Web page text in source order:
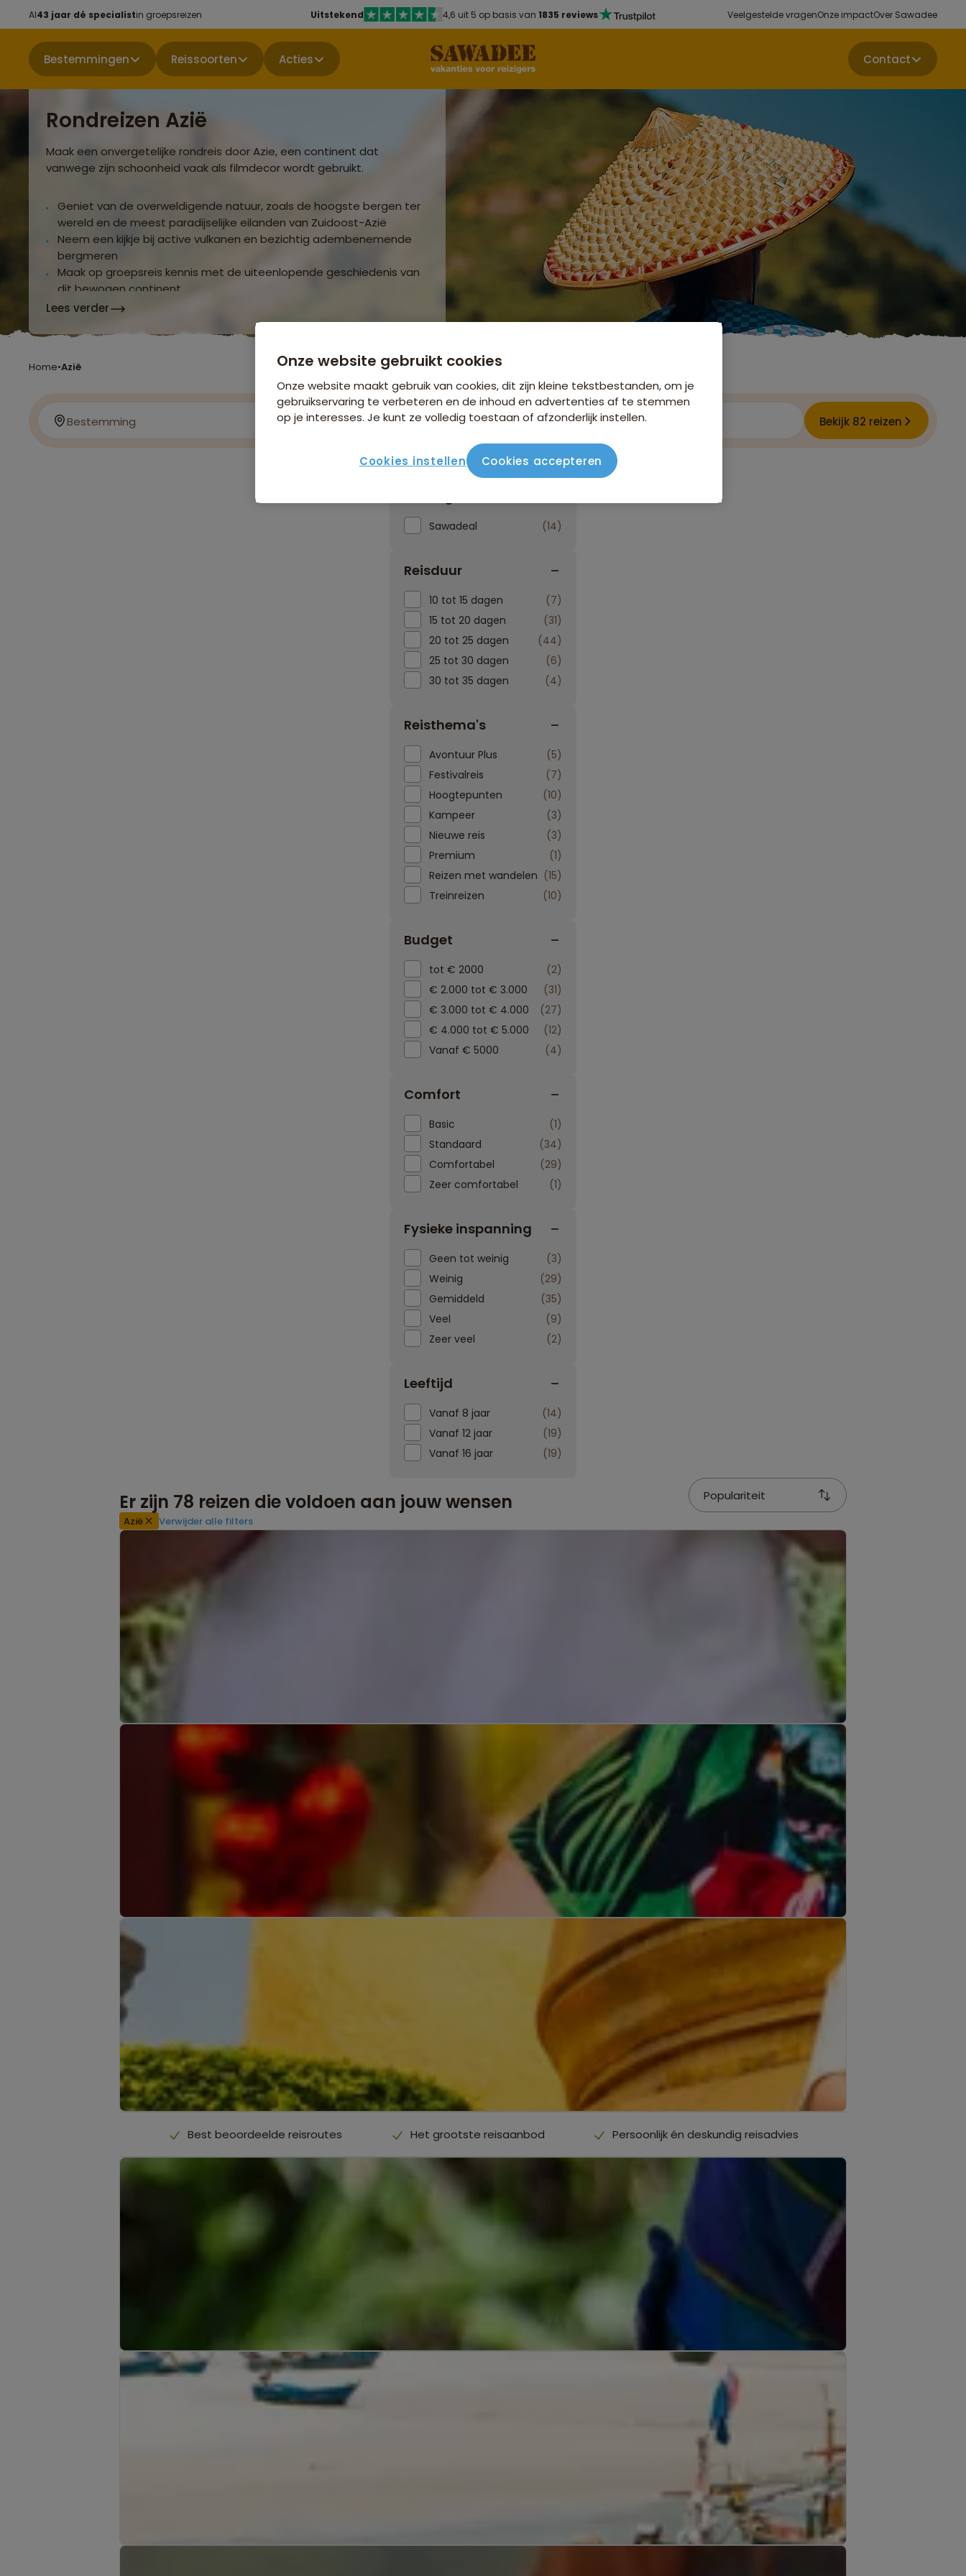
Al43 jaar dé specialistin groepsreizen Uitstekend 4,6 uit 5 op basis van 1835 reviews Veelgestelde vragenOnze impactOver Sawadee
Bestemmingen Reissoorten Acties Contact
Rondreizen Azië
Maak een onvergetelijke rondreis door Azie, een continent dat
vanwege zijn schoonheid vaak als filmdecor wordt gebruikt.
Geniet van de overweldigende natuur, zoals de hoogste bergen ter
wereld en de meest paradijselijke eilanden van Zuidoost-Azië
Neem een kijkje bij active vulkanen en bezichtig adembenemende
bergmeren
Maak op groepsreis kennis met de uiteenlopende geschiedenis van
dit bewogen continent
Lees verder
Home•Azië
Bestemming Reissoorten Reisperiode Bekijk 82 reizen
Sawadeal 14
Reisduur
10 tot 15 dagen
7
15 tot 20 dagen
31
20 tot 25 dagen
44
25 tot 30 dagen
6
30 tot 35 dagen
4
Reisthema's
Avontuur Plus
5
Festivalreis
7
Hoogtepunten
10
Kampeer
3
Nieuwe reis
3
Premium
1
Reizen met wandelen
15
Treinreizen
10
Budget
tot € 2000
2
€ 2.000 tot € 3.000
31
€ 3.000 tot € 4.000
27
€ 4.000 tot € 5.000
12
Vanaf € 5000
4
Comfort
Basic
1
Standaard
34
Comfortabel
29
Zeer comfortabel
1
Fysieke inspanning
Geen tot weinig
3
Weinig
29
Gemiddeld
35
Veel
9
Zeer veel
2
Leeftijd
Vanaf 8 jaar
14
Vanaf 12 jaar
19
Vanaf 16 jaar
19
Er zijn 78 reizen die voldoen aan jouw wensen Populariteit
Azië Verwijder alle filters
Best beoordeelde reisroutes Het grootste reisaanbod Persoonlijk én deskundig reisadvies
Onze website gebruikt cookies
Onze website maakt gebruik van cookies, dit zijn kleine tekstbestanden, om je
gebruikservaring te verbeteren en de inhoud en advertenties af te stemmen
op je interesses. Je kunt ze volledig toestaan of afzonderlijk instellen.
Cookies instellen Cookies accepteren